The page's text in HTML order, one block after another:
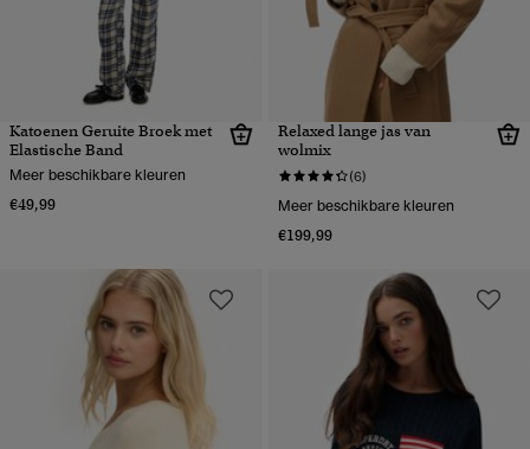
Katoenen Geruite Broek met
Elastische Band
Meer beschikbare kleuren
€49,99
Relaxed lange jas van
wolmix
(6)
Meer beschikbare kleuren
€199,99